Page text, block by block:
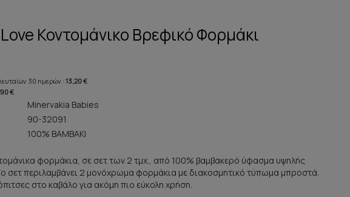
Κοντομάνικο Βρεφικό Φορμάκι
30 ημερών : 13,20 €
€
Minervakia Babies
90-32091
100% ΒΑΜΒΑΚΙ
φορμάκια, σε σετ των 2 τμχ., από 100% βαμβακερό ύφασμα υψηλής
σετ περιλαμβάνει 2 μονόχρωμα φορμάκια με διακοσμητικό τύπωμα μπροστά.
στο καβάλο για ακόμη πιο εύκολη χρήση.